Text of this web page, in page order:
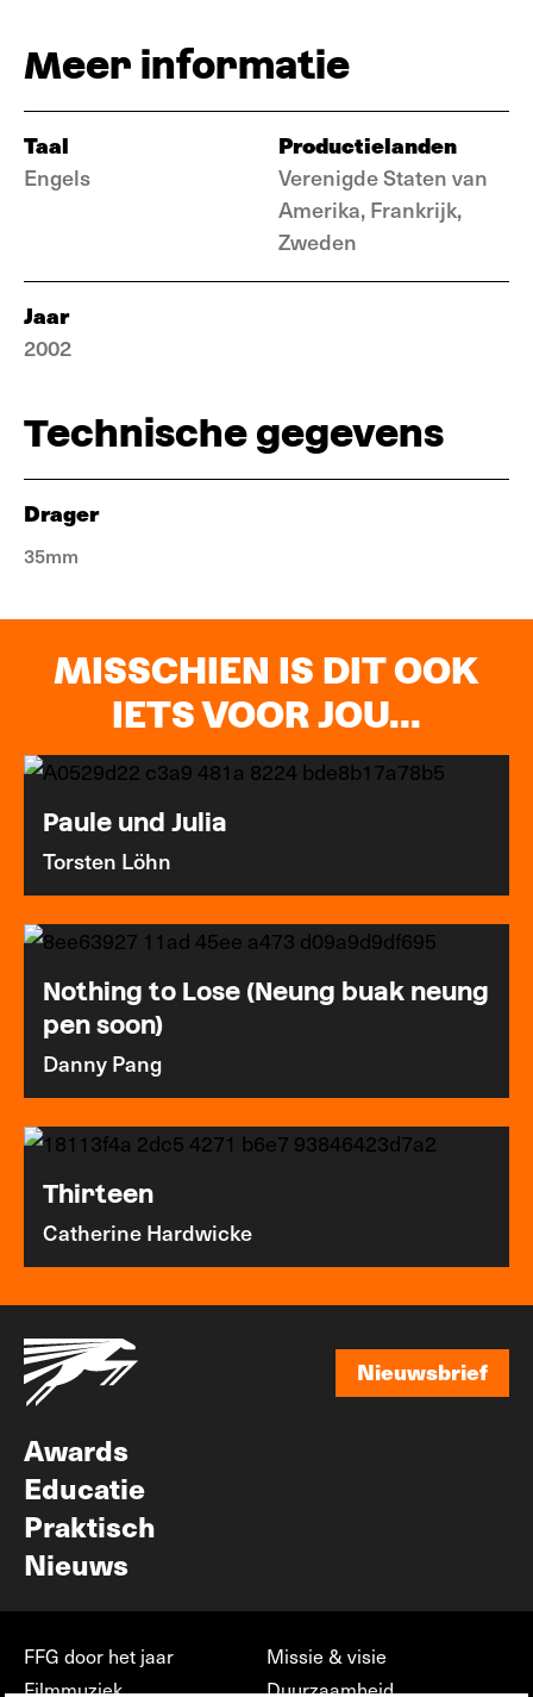
Meer informatie
Taal
Engels
Productielanden
Verenigde Staten van
Amerika, Frankrijk,
Zweden
Jaar
2002
Technische gegevens
Drager
35mm
MISSCHIEN IS DIT OOK
IETS VOOR JOU...
Paule und Julia
Torsten Löhn
Nothing to Lose (Neung buak neung
pen soon)
Danny Pang
Thirteen
Catherine Hardwicke
Nieuwsbrief
Awards
Educatie
Praktisch
Nieuws
FFG door het jaar
Filmmuziek
Missie & visie
Duurzaamheid